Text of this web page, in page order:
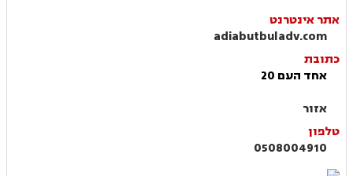
אתר אינטרנט
adiabutbuladv.com
כתובת
אחד העם 20
אזור
טלפון
0508004910